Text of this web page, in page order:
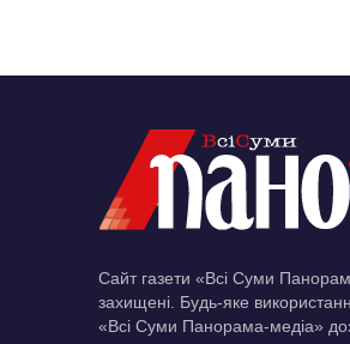
Сайт газети «Всі Суми
захищені. Будь-яке
«Всі Суми Панорама-медіа»